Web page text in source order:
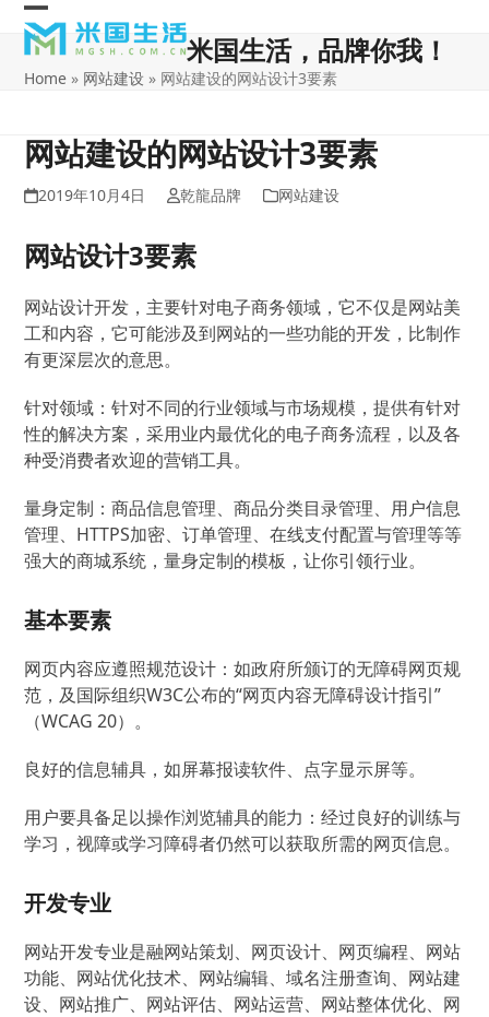
Skip
content
Open
mobile
Close
mobile
米国生活，品牌你我！
Home » 网站建设 » 网站建设的网站设计3要素
网站建设的网站设计3要素
2019年10月4日 乾龍品牌 网站建设
网站设计3要素
网站设计开发，主要针对电子商务领域，它不仅是网站美
工和内容，它可能涉及到网站的一些功能的开发，比制作
有更深层次的意思。
针对领域：针对不同的行业领域与市场规模，提供有针对
性的解决方案，采用业内最优化的电子商务流程，以及各
种受消费者欢迎的营销工具。
量身定制：商品信息管理、商品分类目录管理、用户信息
管理、HTTPS加密、订单管理、在线支付配置与管理等等
强大的商城系统，量身定制的模板，让你引领行业。
基本要素
网页内容应遵照规范设计：如政府所颁订的无障碍网页规
范，及国际组织W3C公布的“网页内容无障碍设计指引”
（WCAG 20）。
良好的信息辅具，如屏幕报读软件、点字显示屏等。
用户要具备足以操作浏览辅具的能力：经过良好的训练与
学习，视障或学习障碍者仍然可以获取所需的网页信息。
开发专业
网站开发专业是融网站策划、网页设计、网页编程、网站
功能、网站优化技术、网站编辑、域名注册查询、网站建
设、网站推广、网站评估、网站运营、网站整体优化、网